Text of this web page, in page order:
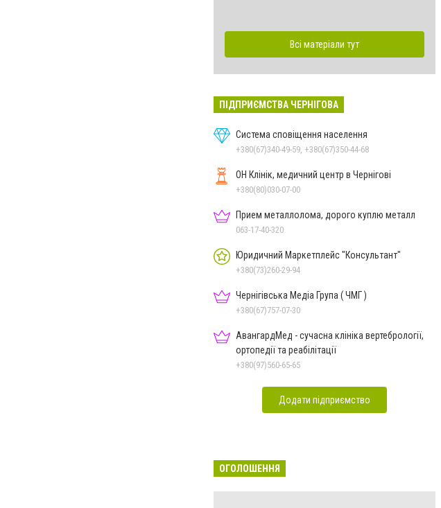
Всі матеріали тут
ПІДПРИЄМСТВА ЧЕРНІГОВА
Система сповіщення населення
+380(67)340-49-59, +380(67)350-44-68
ОН Клінік, медичний центр в Чернігові
+380(80)030-07-00
Прием металлолома, дорого куплю металл
063-17-40-320
Юридичний Маркетплейс "Консультант"
+380(73)260-29-94
Чернігівська Медіа Група ( ЧМГ )
+380(67)757-07-30
АвангардМед - сучасна клініка вертебрології,
ортопедії та реабілітації
+380(97)560-65-65
Додати підприємство
ОГОЛОШЕННЯ